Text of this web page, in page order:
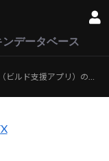
ンデータベース
プリ）の職場は恐怖に支配されている